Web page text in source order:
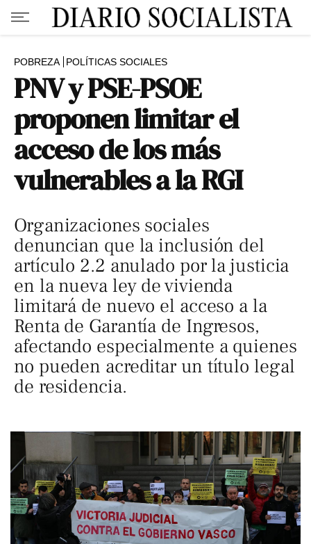
POBREZA POLÍTICAS SOCIALES
PNV y PSE-PSOE
proponen limitar el
acceso de los más
vulnerables a la RGI
Organizaciones sociales
denuncian que la inclusión del
artículo 2.2 anulado por la justicia
en la nueva ley de vivienda
limitará de nuevo el acceso a la
Renta de Garantía de Ingresos,
afectando especialmente a quienes
no pueden acreditar un título legal
de residencia.